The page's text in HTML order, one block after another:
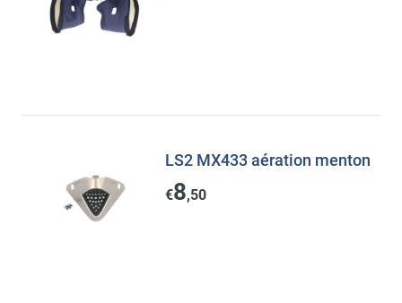
LS2 MX433 aération menton
€8,50